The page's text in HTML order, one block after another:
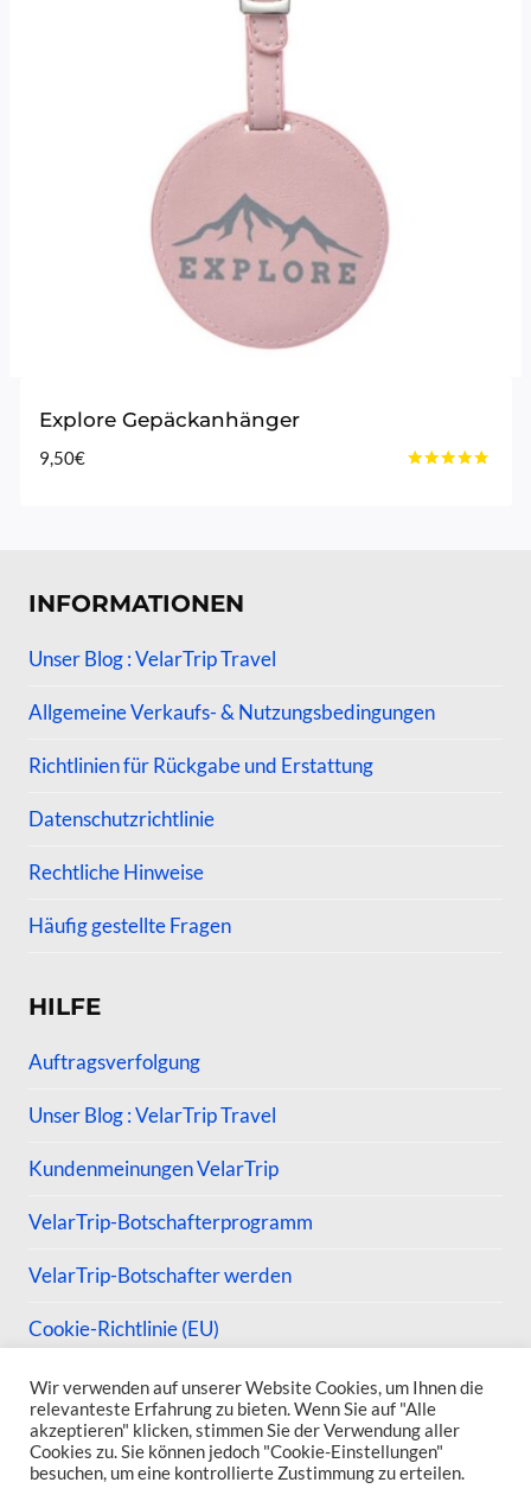
Explore Gepäckanhänger
9,50€
INFORMATIONEN
Unser Blog : VelarTrip Travel
Allgemeine Verkaufs- & Nutzungsbedingungen
Richtlinien für Rückgabe und Erstattung
Datenschutzrichtlinie
Rechtliche Hinweise
Häufig gestellte Fragen
HILFE
Auftragsverfolgung
Unser Blog : VelarTrip Travel
Kundenmeinungen VelarTrip
VelarTrip-Botschafterprogramm
VelarTrip-Botschafter werden
Cookie-Richtlinie (EU)
© 2026 VelarTrip
Wir verwenden auf unserer Website Cookies, um Ihnen die
relevanteste Erfahrung zu bieten. Wenn Sie auf "Alle
akzeptieren" klicken, stimmen Sie der Verwendung aller
Cookies zu. Sie können jedoch "Cookie-Einstellungen"
besuchen, um eine kontrollierte Zustimmung zu erteilen.